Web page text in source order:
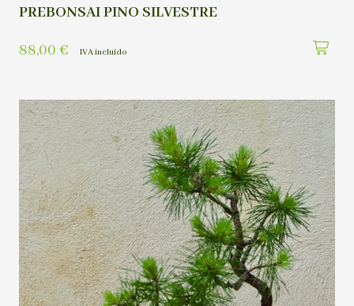
PREBONSAI PINO SILVESTRE
88,00 € IVA incluído